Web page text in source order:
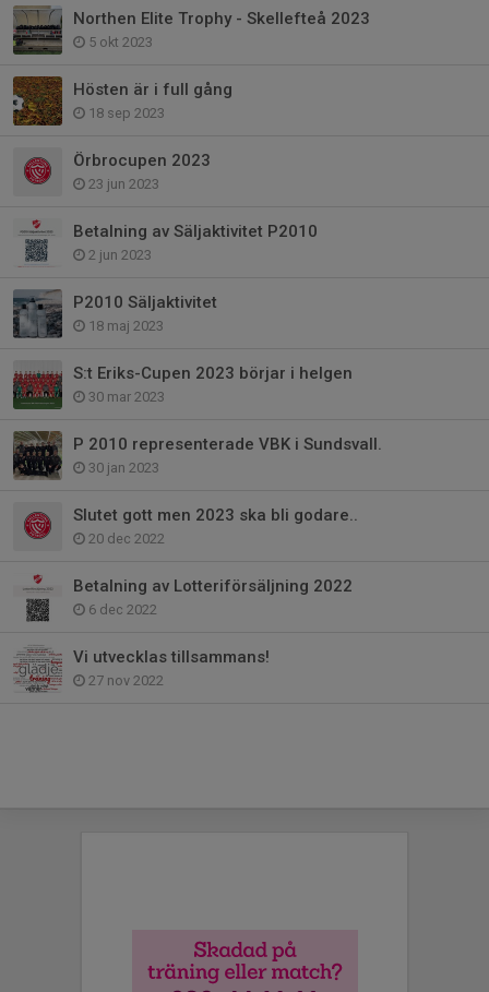
Northen Elite Trophy - Skellefteå 2023
5 okt 2023
Hösten är i full gång
18 sep 2023
Örbrocupen 2023
23 jun 2023
Betalning av Säljaktivitet P2010
2 jun 2023
P2010 Säljaktivitet
18 maj 2023
S:t Eriks-Cupen 2023 börjar i helgen
30 mar 2023
P 2010 representerade VBK i Sundsvall.
30 jan 2023
Slutet gott men 2023 ska bli godare..
20 dec 2022
Betalning av Lotteriförsäljning 2022
6 dec 2022
Vi utvecklas tillsammans!
27 nov 2022